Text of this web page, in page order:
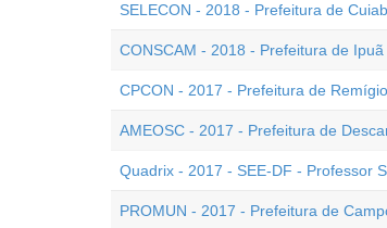
SELECON - 2018 - Prefeitura de
CONSCAM - 2018 - Prefeitura de
CPCON - 2017 - Prefeitura de
AMEOSC - 2017 - Prefeitura de
Quadrix - 2017 - SEE-DF - Professor
PROMUN - 2017 - Prefeitura de